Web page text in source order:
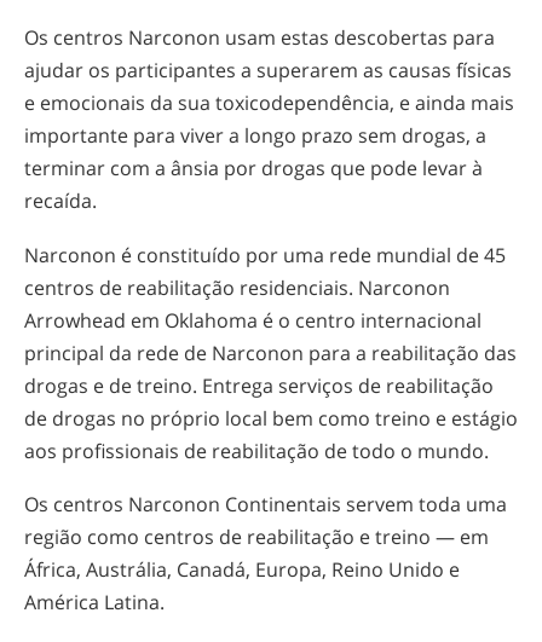
Os centros Narconon usam estas descobertas para
ajudar os participantes a superarem as causas físicas
e emocionais da sua toxicodependência, e ainda mais
importante para viver a longo prazo sem drogas, a
terminar com a ânsia por drogas que pode levar à
recaída.
Narconon é constituído por uma rede mundial de 45
centros de reabilitação residenciais. Narconon
Arrowhead em Oklahoma é o centro internacional
principal da rede de Narconon para a reabilitação das
drogas e de treino. Entrega serviços de reabilitação
de drogas no próprio local bem como treino e estágio
aos profissionais de reabilitação de todo o mundo.
Os centros Narconon Continentais servem toda uma
região como centros de reabilitação e treino — em
África, Austrália, Canadá, Europa, Reino Unido e
América Latina.